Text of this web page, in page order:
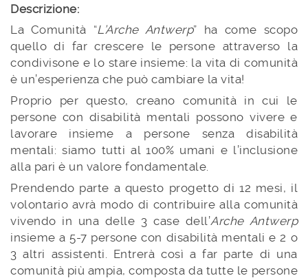
Descrizione:
La Comunità “L’Arche Antwerp” ha come scopo
quello di far crescere le persone attraverso la
condivisone e lo stare insieme: la vita di comunità
è un’esperienza che può cambiare la vita!
Proprio per questo, creano comunità in cui le
persone con disabilità mentali possono vivere e
lavorare insieme a persone senza disabilità
mentali: siamo tutti al 100% umani e l’inclusione
alla pari è un valore fondamentale.
Prendendo parte a questo progetto di 12 mesi, il
volontario avrà modo di contribuire alla comunità
vivendo in una delle 3 case dell’Arche Antwerp
insieme a 5-7 persone con disabilità mentali e 2 o
3 altri assistenti. Entrerà così a far parte di una
comunità più ampia, composta da tutte le persone